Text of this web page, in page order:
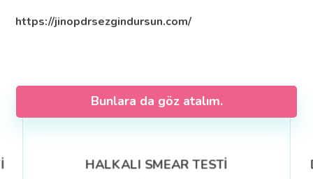
https://jinopdrsezgindursun.com/
Bunlara da göz atalım.
HALKALI SMEAR TESTİ